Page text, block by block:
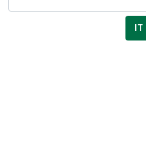
IT